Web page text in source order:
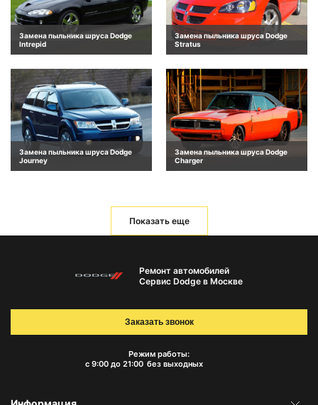
Замена пыльника шруса Dodge
Intrepid
Замена пыльника шруса Dodge
Stratus
Замена пыльника шруса Dodge
Journey
Замена пыльника шруса Dodge
Charger
Показать еще
Ремонт автомобилей
Сервис Dodge в Москве
Режим работы:
с 9:00 до 21:00 без выходных
Заказать звонок